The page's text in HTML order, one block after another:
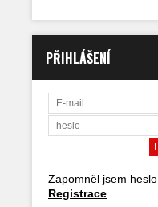
PŘIHLÁŠENÍ
Zapomněl jsem heslo
Registrace